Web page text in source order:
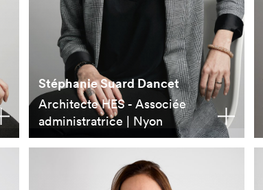
Stéphanie Suard Dancet
Architecte HES - Associée
administratrice | Nyon